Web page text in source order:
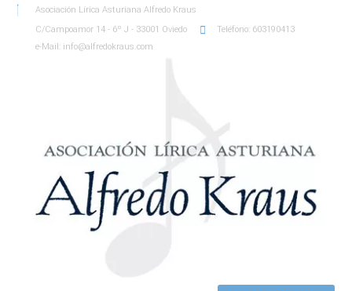
Asociación Lírica Asturiana Alfredo Kraus
C/Campoamor 14 - 6º J - 33001 Oviedo
Teléfono: 603190413
e-Mail: info@alfredokraus.com